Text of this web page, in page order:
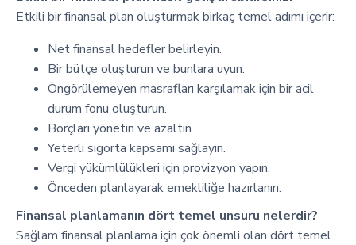
Etkili bir finansal plan oluşturmak birkaç temel adımı içerir:
Net finansal hedefler belirleyin.
Bir bütçe oluşturun ve bunlara uyun.
Öngörülemeyen masrafları karşılamak için bir acil
durum fonu oluşturun.
Borçları yönetin ve azaltın.
Yeterli sigorta kapsamı sağlayın.
Vergi yükümlülükleri için provizyon yapın.
Önceden planlayarak emekliliğe hazırlanın.
Finansal planlamanın dört temel unsuru nelerdir?
Sağlam finansal planlama için çok önemli olan dört temel